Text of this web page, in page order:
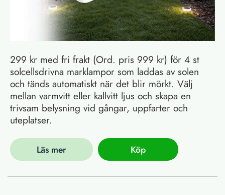
299 kr med fri frakt (Ord. pris 999 kr) för 4 st
solcellsdrivna marklampor som laddas av solen
och tänds automatiskt när det blir mörkt. Välj
mellan varmvitt eller kallvitt ljus och skapa en
trivsam belysning vid gångar, uppfarter och
uteplatser.
Läs mer Köp